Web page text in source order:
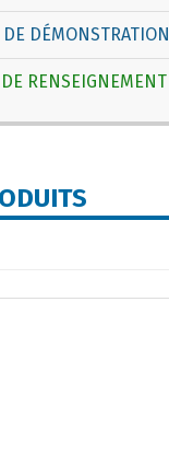
DÉMONSTRATION
RENSEIGNEMENT